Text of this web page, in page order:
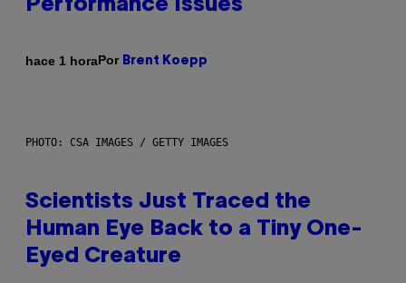
Performance Issues
hace 1 horaPor Brent Koepp
PHOTO: CSA IMAGES / GETTY IMAGES
Scientists Just Traced the
Human Eye Back to a Tiny One-
Eyed Creature